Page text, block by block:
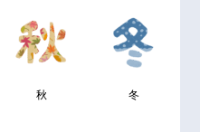
秋 冬